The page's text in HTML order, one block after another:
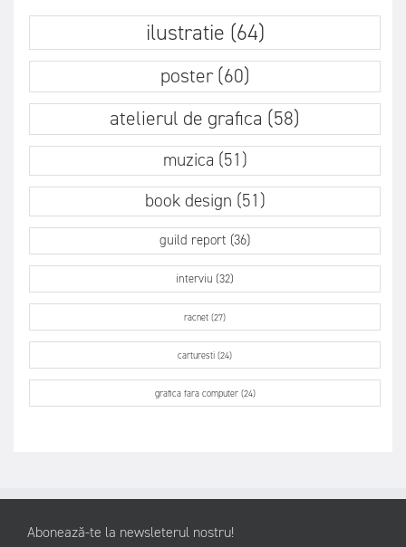
ilustratie (64)
poster (60)
atelierul de grafica (58)
muzica (51)
book design (51)
guild report (36)
interviu (32)
racnet (27)
carturesti (24)
grafica fara computer (24)
Abonează-te la newsleterul nostru!